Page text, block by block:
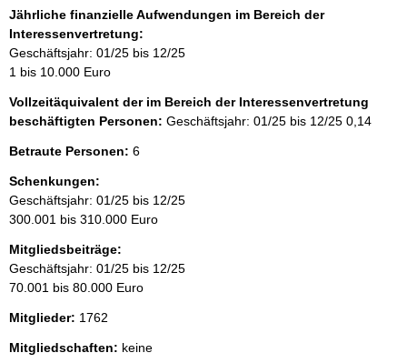
Jährliche finanzielle Aufwendungen im Bereich der
Interessenvertretung:
Geschäftsjahr: 01/25 bis 12/25
1 bis 10.000 Euro
Vollzeitäquivalent der im Bereich der Interessenvertretung
beschäftigten Personen: Geschäftsjahr: 01/25 bis 12/25 0,14
Betraute Personen: 6
Schenkungen:
Geschäftsjahr: 01/25 bis 12/25
300.001 bis 310.000 Euro
Mitgliedsbeiträge:
Geschäftsjahr: 01/25 bis 12/25
70.001 bis 80.000 Euro
Mitglieder: 1762
Mitgliedschaften: keine